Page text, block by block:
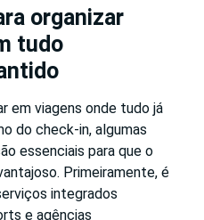
organizar
tudo
em viagens onde tudo já
do check-in, algumas
essenciais para que o
Primeiramente, é
integrados
e agências